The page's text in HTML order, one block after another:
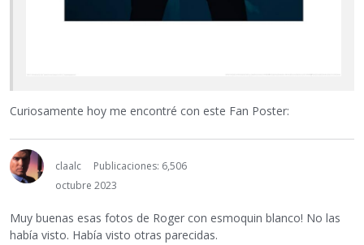
Curiosamente hoy me encontré con este Fan Poster:
claalc
Publicaciones: 6,506
octubre 2023
Muy buenas esas fotos de Roger con esmoquin blanco! No las
había visto. Había visto otras parecidas.